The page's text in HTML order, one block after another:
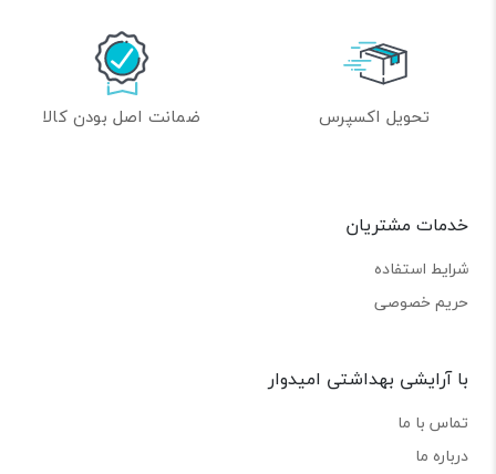
تحویل اکسپرس ضمانت اصل بودن کالا
خدمات مشتریان
شرایط استفاده
حریم خصوصی
با آرایشی بهداشتی امیدوار
تماس با ما
درباره ما